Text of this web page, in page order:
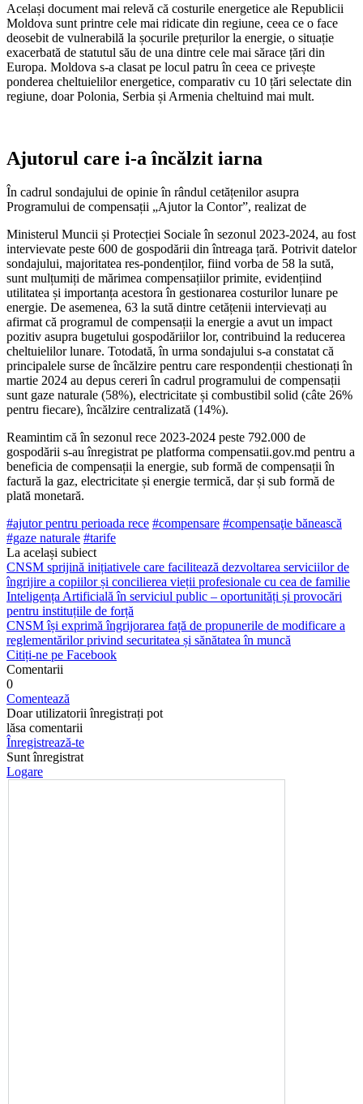
Același document mai relevă că costu­rile energetice ale Republicii
Moldova sunt printre cele mai ridicate din regiune, ceea ce o face
deosebit de vulnerabilă la șocurile prețurilor la energie, o situație
exacerbată de statutul său de una dintre cele mai sărace țări din
Europa. Moldova s-a clasat pe locul patru în ceea ce privește
ponderea cheltu­ielilor energetice, comparativ cu 10 țări se­lectate din
regiune, doar Polonia, Serbia și Armenia cheltuind mai mult.
Ajutorul care i-a încălzit iarna
În cadrul sondajului de opinie în rân­dul cetățenilor asupra
Programului de compensații „Ajutor la Contor”, realizat de
Ministerul Muncii și Protecției Sociale în sezonul 2023-2024, au fost
intervievate peste 600 de gospodării din întreaga țară. Potrivit datelor
sondajului, majoritatea res-pondenților, fiind vorba de 58 la sută,
sunt mulțumiți de mărimea compensațiilor pri­mite, evidențiind
utilitatea și importanța acestora în gestionarea costurilor lunare pe
energie. De asemenea, 63 la sută dintre cetățenii intervievați au
afirmat că progra­mul de compensații la energie a avut un im­pact
pozitiv asupra bugetului gospodăriilor lor, contribuind la reducerea
cheltuielilor lunare. Totodată, în urma sondajului s-a con­statat că
principalele surse de încălzire pen­tru care respondenții chestionați în
martie 2024 au depus cereri în cadrul progra­mului de compensații
sunt gaze naturale (58%), electricitate și combustibil solid (câte 26%
pentru fiecare), încălzire centralizată (14%).
Reamintim că în sezonul rece 2023-2024 peste 792.000 de
gospodării s-au în­registrat pe platforma compensatii.gov.md pentru a
beneficia de compensații la ener­gie, sub formă de compensații în
factură la gaz, electricitate și energie termică, dar și sub formă de
plată monetară.
#ajutor pentru peri­oada rece #compensare #compensaţie bănească
#gaze naturale #tarife
La același subiect
CNSM sprijină inițiativele care facilitează dezvoltarea serviciilor de
îngrijire a copiilor și concilierea vieții profesionale cu cea de familie
Inteligența Artificială în serviciul public – oportunități și provocări
pentru instituțiile de forță
CNSM își exprimă îngrijorarea față de propunerile de modificare a
reglementărilor privind securitatea și sănătatea în muncă
Citiți-ne pe Facebook
Comentarii
0
Comentează
Doar utilizatorii înregistrați pot
lăsa comentarii
Înregistrează-te
Sunt înregistrat
Logare